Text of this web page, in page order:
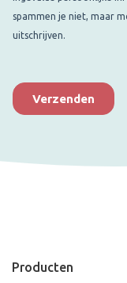
Producten